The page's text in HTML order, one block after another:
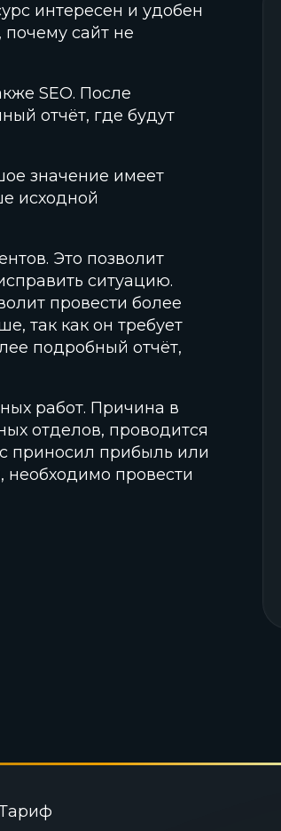
интересен и удобен
почему сайт не
SEO. После
отчёт, где будут
значение имеет
исходной
Это позволит
ситуацию.
провести более
так как он требует
подробный отчёт,
работ. Причина в
отделов, проводится
приносил прибыль или
необходимо провести